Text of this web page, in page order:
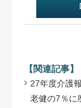
【関連記事】
27年度介護
老健の7％